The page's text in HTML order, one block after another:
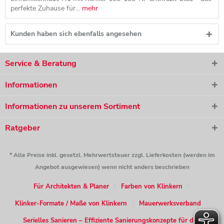
perfekte Zuhause für... mehr
Kunden haben sich ebenfalls angesehen
Service & Beratung
Informationen
Informationen zu unserem Sortiment
Ratgeber
* Alle Preise inkl. gesetzl. Mehrwertsteuer zzgl. Lieferkosten (werden im
Angebot ausgewiesen) wenn nicht anders beschrieben
Für Architekten & Planer
Farben von Klinkern
Klinker-Formate / Maße von Klinkern
Mauerwerksverband
Serielles Sanieren – Effiziente Sanierungskonzepte für den